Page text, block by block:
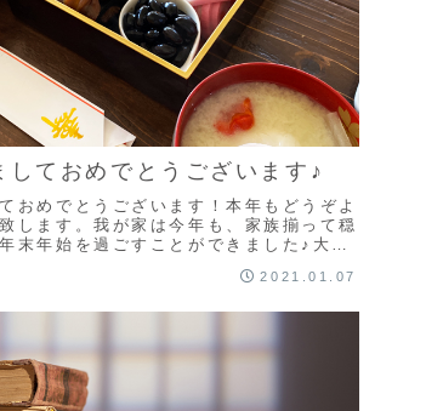
しておめでとうございます♪
おめでとうございます！本年もどうぞよ
します。我が家は今年も、家族揃って穏
末年始を過ごすことができました♪大晦
2021.01.07